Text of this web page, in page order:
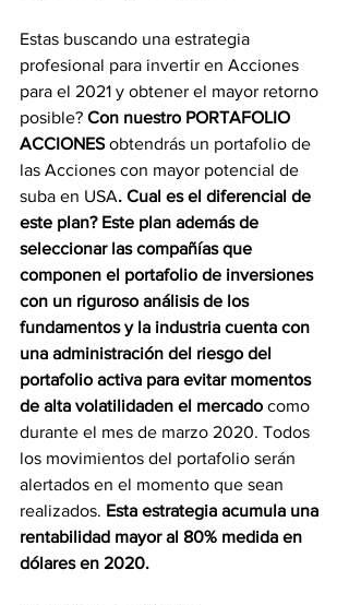
Estas buscando una estrategia
profesional para invertir en Acciones
para el 2021 y obtener el mayor retorno
posible? Con nuestro PORTAFOLIO
ACCIONES obtendrás un portafolio de
las Acciones con mayor potencial de
suba en USA. Cual es el diferencial de
este plan? Este plan además de
seleccionar las compañías que
componen el portafolio de inversiones
con un riguroso análisis de los
fundamentos y la industria cuenta con
una administración del riesgo del
portafolio activa para evitar momentos
de alta volatilidaden el mercado como
durante el mes de marzo 2020. Todos
los movimientos del portafolio serán
alertados en el momento que sean
realizados. Esta estrategia acumula una
rentabilidad mayor al 80% medida en
dólares en 2020.